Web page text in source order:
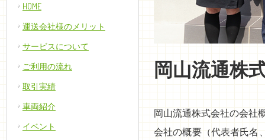
岡山流通株
岡山流通株式会社の会社
会社の概要（代表者氏名
HOME
運送会社様のメリット
サービスについて
ご利用の流れ
取引実績
車両紹介
イベント